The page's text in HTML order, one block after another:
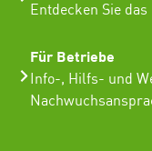
Entdecken Sie
Für Betriebe
Info-, Hilfs- und